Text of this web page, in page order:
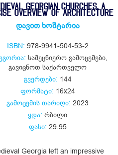
GEORGIAN CHURCHES, A
OVERVIEW OF ARCHITECTURE
დავით ხოშტარია
ISBN: 978-9941-504-53-2
სამეცნიერო გამოცემები
გავიცნოთ საქართველო
გვერდები: 144
ფორმატი: 16x24
გამოცემის თარიღი: 2023
ყდა: რბილი
ფასი: 29.95
Georgia left an impressive